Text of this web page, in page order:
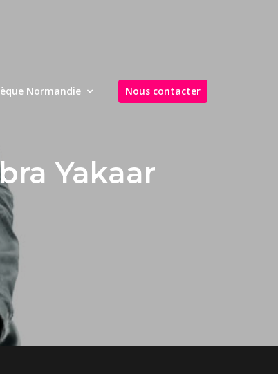
Normandie Nous contacter
Yakaar